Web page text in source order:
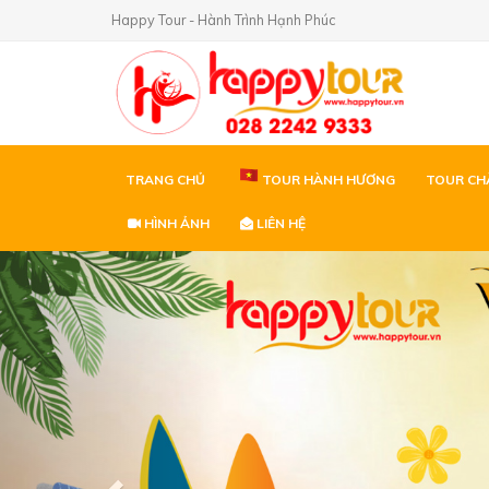
Happy Tour - Hành Trình Hạnh Phúc
TRANG CHỦ TOUR HÀNH HƯƠNG TOUR
HÌNH ẢNH LIÊN HỆ
Previous